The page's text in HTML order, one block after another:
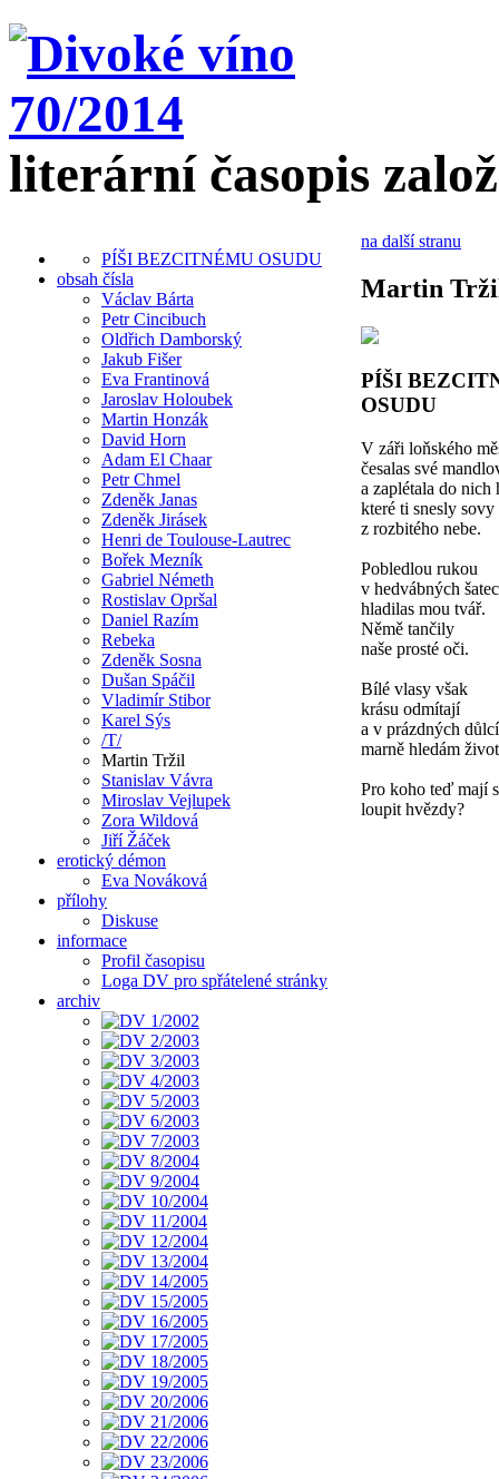
literární časopis
PÍŠI BEZCITNÉMU OSUDU
obsah čísla
Václav Bárta
Petr Cincibuch
Oldřich Damborský
Jakub Fišer
Eva Frantinová
Jaroslav Holoubek
Martin Honzák
David Horn
Adam El Chaar
Petr Chmel
Zdeněk Janas
Zdeněk Jirásek
Henri de Toulouse-Lautrec
Bořek Mezník
Gabriel Németh
Rostislav Opršal
Daniel Razím
Rebeka
Zdeněk Sosna
Dušan Spáčil
Vladimír Stibor
Karel Sýs
/T/
Martin Tržil
Stanislav Vávra
Miroslav Vejlupek
Zora Wildová
Jiří Žáček
erotický démon
Eva Nováková
přílohy
Diskuse
informace
Profil časopisu
Loga DV pro spřátelené stránky
archiv
na další stranu
Martin
PÍŠI
OSUDU
V záři loňského
česalas své
a zaplétala do nich
které ti snesly sovy
z rozbitého nebe.
Pobledlou rukou
v hedvábných
hladilas mou tvář.
Němě tančily
naše prosté oči.
Bílé vlasy však
krásu odmítají
a v prázdných
marně hledám
Pro koho teď mají
loupit hvězdy?